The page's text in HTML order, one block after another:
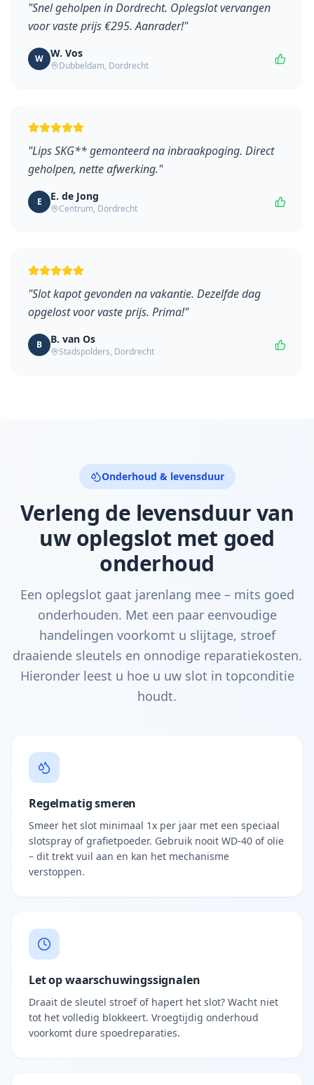
"Snel geholpen in Dordrecht. Oplegslot vervangen
voor vaste prijs €295. Aanrader!"
W W. Vos
Dubbeldam, Dordrecht
"Lips SKG** gemonteerd na inbraakpoging. Direct
geholpen, nette afwerking."
E E. de Jong
Centrum, Dordrecht
"Slot kapot gevonden na vakantie. Dezelfde dag
opgelost voor vaste prijs. Prima!"
B B. van Os
Stadspolders, Dordrecht
Onderhoud & levensduur
Verleng de levensduur van
uw oplegslot met goed
onderhoud
Een oplegslot gaat jarenlang mee – mits goed
onderhouden. Met een paar eenvoudige
handelingen voorkomt u slijtage, stroef
draaiende sleutels en onnodige reparatiekosten.
Hieronder leest u hoe u uw slot in topconditie
houdt.
Regelmatig smeren
Smeer het slot minimaal 1x per jaar met een speciaal
slotspray of grafietpoeder. Gebruik nooit WD-40 of olie
– dit trekt vuil aan en kan het mechanisme
verstoppen.
Let op waarschuwingssignalen
Draait de sleutel stroef of hapert het slot? Wacht niet
tot het volledig blokkeert. Vroegtijdig onderhoud
voorkomt dure spoedreparaties.